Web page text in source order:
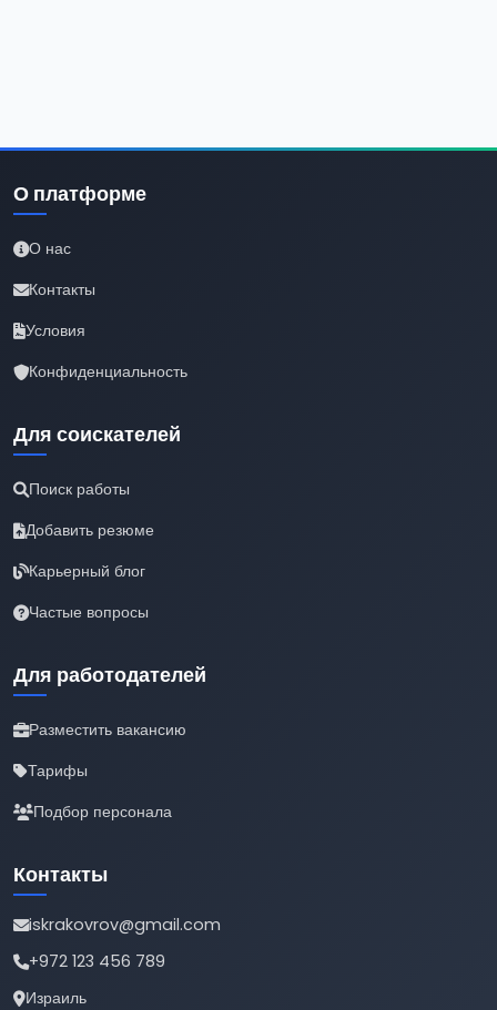
О платформе
О нас
Контакты
Условия
Конфиденциальность
Для соискателей
Поиск работы
Добавить резюме
Карьерный блог
Частые вопросы
Для работодателей
Разместить вакансию
Тарифы
Подбор персонала
Контакты
iskrakovrov@gmail.com
+972 123 456 789
Израиль